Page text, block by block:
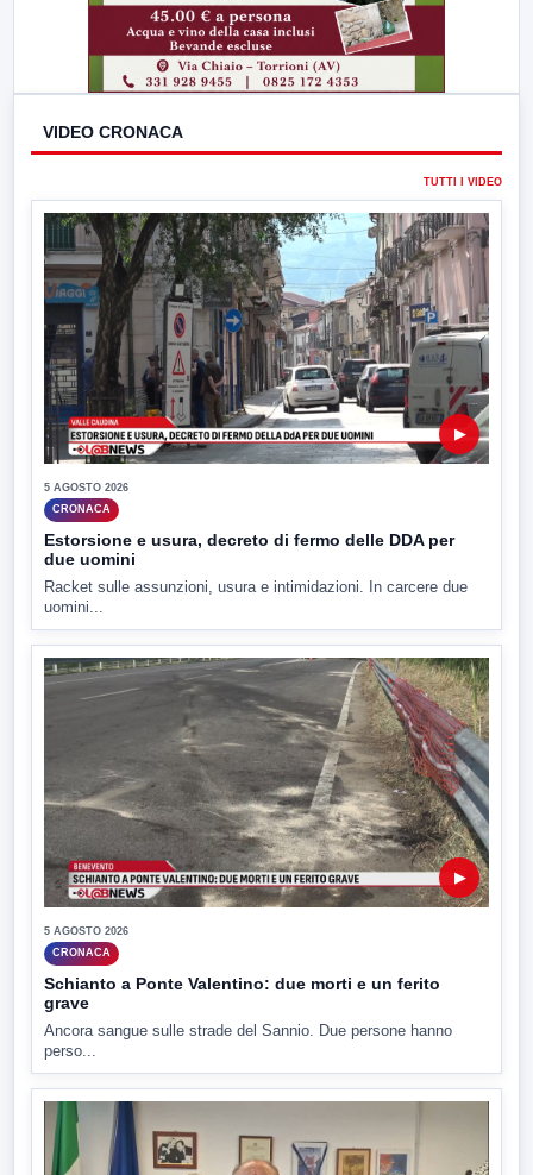
VIDEO CRONACA
TUTTI I VIDEO
▶
5 AGOSTO 2026
CRONACA
Estorsione e usura, decreto di fermo delle DDA per
due uomini
Racket sulle assunzioni, usura e intimidazioni. In carcere due
uomini...
▶
5 AGOSTO 2026
CRONACA
Schianto a Ponte Valentino: due morti e un ferito
grave
Ancora sangue sulle strade del Sannio. Due persone hanno
perso...